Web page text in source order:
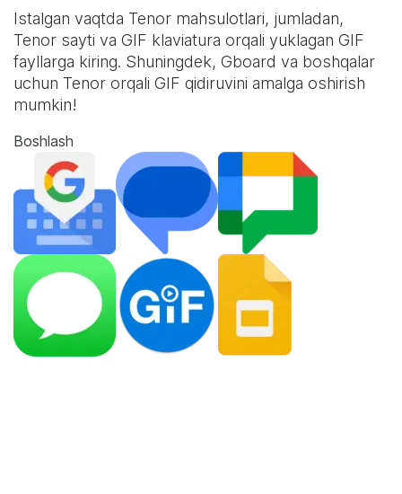
Istalgan vaqtda Tenor mahsulotlari, jumladan,
Tenor sayti va GIF klaviatura orqali yuklagan GIF
fayllarga kiring. Shuningdek, Gboard va boshqalar
uchun Tenor orqali GIF qidiruvini amalga oshirish
mumkin!
Boshlash